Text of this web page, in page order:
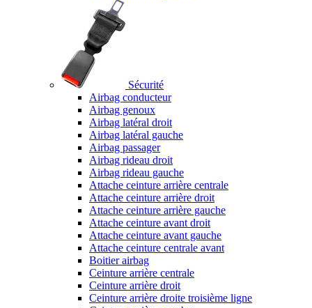
Sécurité
Airbag conducteur
Airbag genoux
Airbag latéral droit
Airbag latéral gauche
Airbag passager
Airbag rideau droit
Airbag rideau gauche
Attache ceinture arrière centrale
Attache ceinture arrière droit
Attache ceinture arrière gauche
Attache ceinture avant droit
Attache ceinture avant gauche
Attache ceinture centrale avant
Boitier airbag
Ceinture arrière centrale
Ceinture arrière droit
Ceinture arrière droite troisième ligne